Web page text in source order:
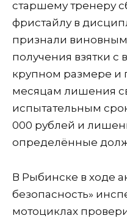
старшему тренеру
фристайлу в
признали виновным
получения взятки с
крупном размере и
месяцам лишения
испытательным
000 рублей и
определённые
В Рыбинске в ходе
безопасность»
мотоциклах